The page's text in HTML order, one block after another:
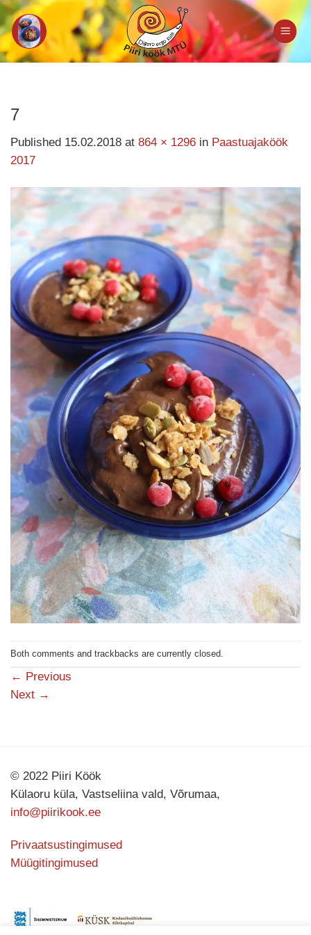
Skip
to
content
7
Published 15.02.2018 at 864 × 1296 in Paastuajaköök
2017
Both comments and trackbacks are currently closed.
← Previous
Next →
© 2022 Piiri Köök
Külaoru küla, Vastseliina vald, Võrumaa,
info@piirikook.ee
Privaatsustingimused
Müügitingimused